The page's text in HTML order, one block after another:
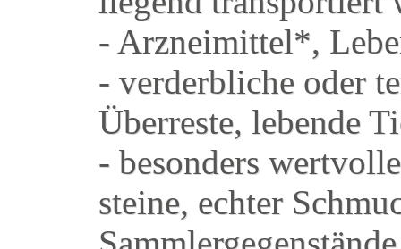
- Arzneimittel*,
- verderbliche oder
Überreste, lebende
- besonders
steine, echter